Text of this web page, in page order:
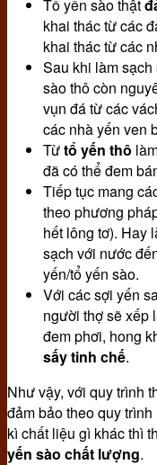
Tổ yến sào thật
khai thác từ các
khai thác từ các
Sau khi làm
sào thô còn
vụn đá từ các
các nhà yến ven
Từtổ yến thô
đã có thể đem
Tiếp tục mang
theo phương
hết lông tơ). Hay
sạch với nước
yến/tổ yến sào.
Với các sợi yến
người thợ sẽ xếp
đem phơi, hong
sấy tinh chế.
Như vậy, với quy trình
đảm bảo theo quy
kì chất liệu gì khác thì
yến sào chất lượng.